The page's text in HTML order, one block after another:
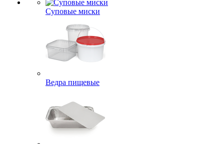
Суповые миски
Ведра пищевые